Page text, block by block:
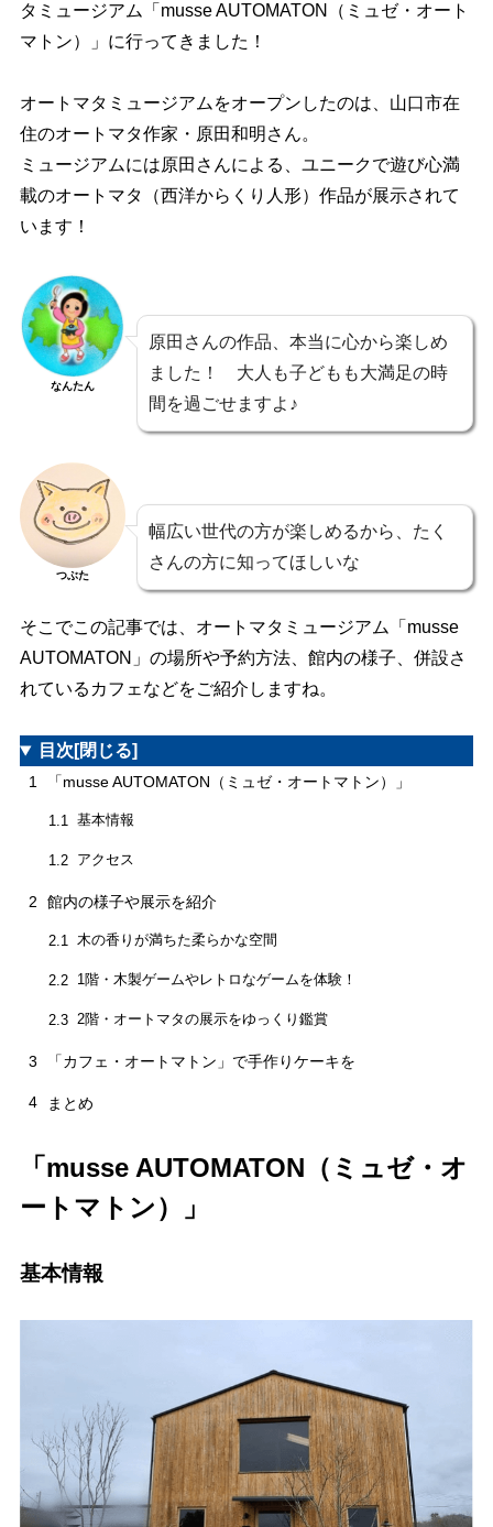
タミュージアム「musse AUTOMATON（ミュゼ・オート
マトン）」 に行ってきました！
オートマタミュージアムをオープンしたのは、山口市在
住のオートマタ作家・原田和明さん。
ミュージアムには原田さんによる、ユニークで遊び心満
載のオートマタ（西洋からくり人形）作品が展示されて
います！
なんたん
原田さんの作品、本当に心から楽しめ
ました！ 大人も子どもも大満足の時
間を過ごせますよ♪
つぶた
幅広い世代の方が楽しめるから、たく
さんの方に知ってほしいな
そこでこの記事では、オートマタミュージアム「musse
AUTOMATON」の場所や予約方法、館内の様子、併設さ
れているカフェなどをご紹介しますね。
目次 [閉じる]
1 「musse AUTOMATON（ミュゼ・オートマトン）」
1.1 基本情報
1.2 アクセス
2 館内の様子や展示を紹介
2.1 木の香りが満ちた柔らかな空間
2.2 1階・木製ゲームやレトロなゲームを体験！
2.3 2階・オートマタの展示をゆっくり鑑賞
3 「カフェ・オートマトン」で手作りケーキを
4 まとめ
「musse AUTOMATON（ミュゼ・オ
ートマトン）」
基本情報